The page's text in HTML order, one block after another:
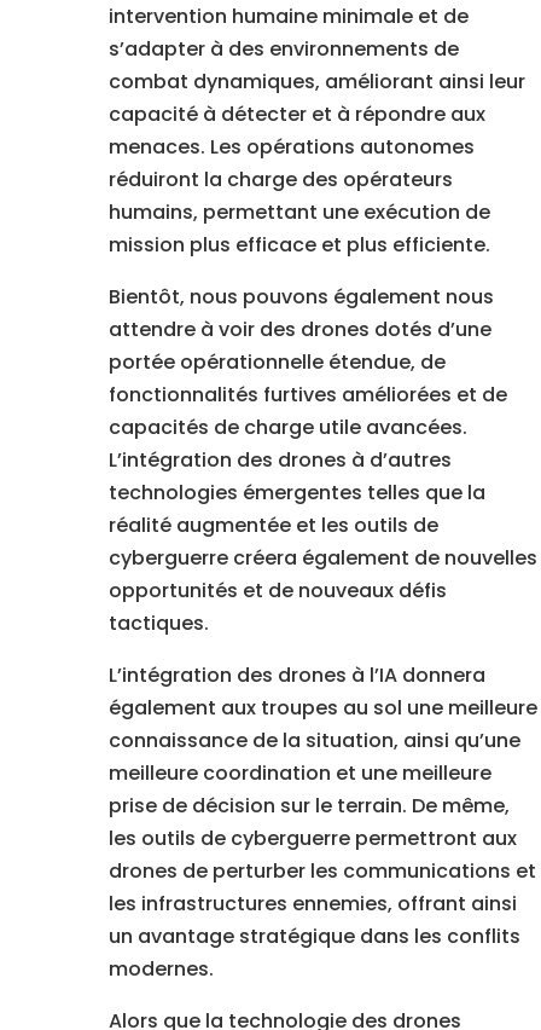
intervention humaine minimale et de
s’adapter à des environnements de
combat dynamiques, améliorant ainsi leur
capacité à détecter et à répondre aux
menaces. Les opérations autonomes
réduiront la charge des opérateurs
humains, permettant une exécution de
mission plus efficace et plus efficiente.
Bientôt, nous pouvons également nous
attendre à voir des drones dotés d’une
portée opérationnelle étendue, de
fonctionnalités furtives améliorées et de
capacités de charge utile avancées.
L’intégration des drones à d’autres
technologies émergentes telles que la
réalité augmentée et les outils de
cyberguerre créera également de nouvelles
opportunités et de nouveaux défis
tactiques.
L’intégration des drones à l’IA donnera
également aux troupes au sol une meilleure
connaissance de la situation, ainsi qu’une
meilleure coordination et une meilleure
prise de décision sur le terrain. De même,
les outils de cyberguerre permettront aux
drones de perturber les communications et
les infrastructures ennemies, offrant ainsi
un avantage stratégique dans les conflits
modernes.
Alors que la technologie des drones